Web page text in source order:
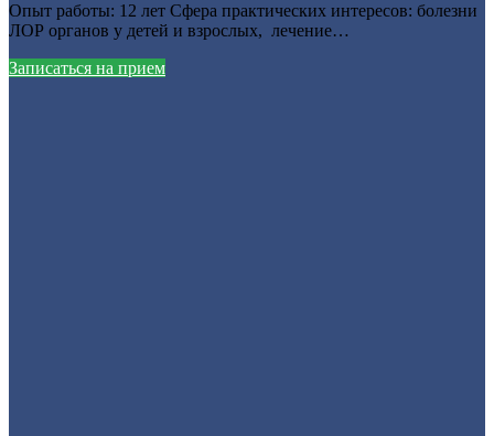
Опыт работы: 12 лет Сфера практических интересов: болезни
ЛОР органов у детей и взрослых, лечение…
Записаться на прием